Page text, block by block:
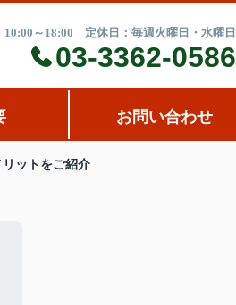
10:00～18:00 定休日：毎週火曜日・水曜日
03-3362-0586
お問い合わせ
ットをご紹介